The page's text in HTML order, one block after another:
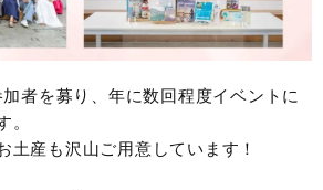
者を募り、年に数回程度イベントに
。
土産も沢山ご用意しています！